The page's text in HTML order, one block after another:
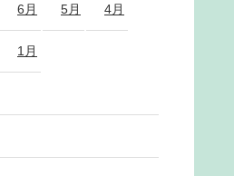
6月 5月 4月
1月